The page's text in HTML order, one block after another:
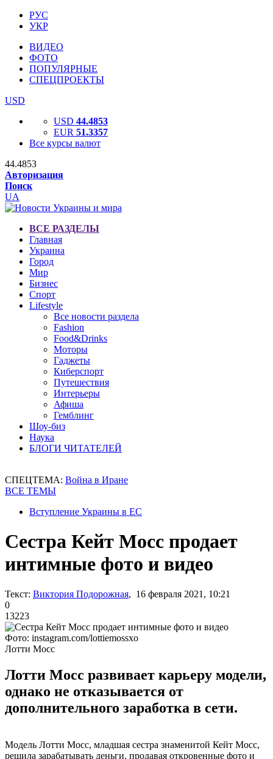
РУС
УКР
ВИДЕО
ФОТО
ПОПУЛЯРНЫЕ
СПЕЦПРОЕКТЫ
USD
USD 44.4853
EUR 51.3357
Все курсы валют
44.4853
Авторизация
Поиск
UA
ВСЕ РАЗДЕЛЫ
Главная
Украина
Город
Мир
Бизнес
Спорт
Lifestyle
Все новости раздела
Fashion
Food&Drinks
Моторы
Гаджеты
Киберспорт
Путешествия
Интерьеры
Афиша
Гемблинг
Шоу-биз
Наука
БЛОГИ ЧИТАТЕЛЕЙ
СПЕЦТЕМА: Война в Иране
ВСЕ ТЕМЫ
Вступление Украины в ЕС
Сестра Кейт Мосс продает
интимные фото и видео
Текст: Виктория Подорожная, 16 февраля 2021, 10:21
0
13223
Фото: instagram.com/lottiemossxo
Лотти Мосс
Лотти Мосс развивает карьеру модели,
однако не отказывается от
дополнительного заработка в сети.
Модель Лотти Мосс, младшая сестра знаменитой Кейт Мосс,
решила зарабатывать деньги, продавая откровенные фото и